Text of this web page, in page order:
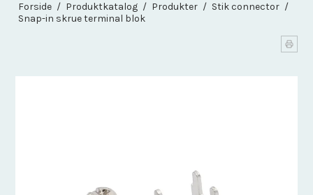
Forside / Produktkatalog / Produkter / Stik connector /
Snap-in skrue terminal blok